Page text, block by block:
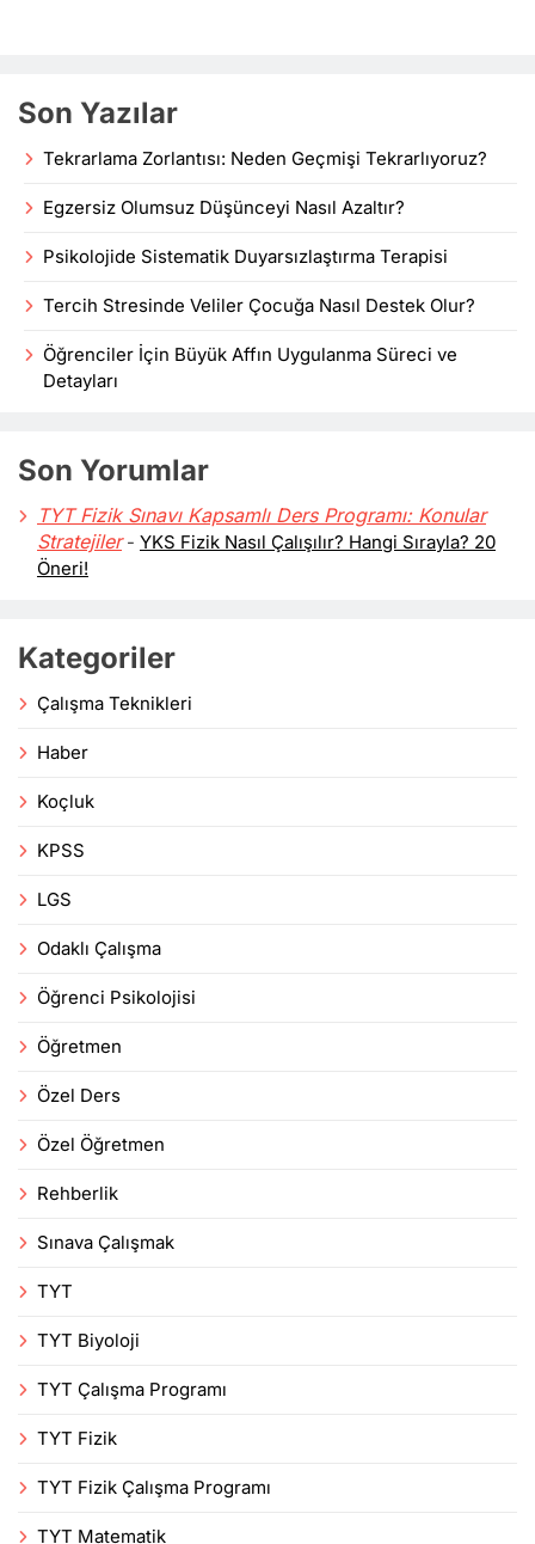
Son Yazılar
Tekrarlama Zorlantısı: Neden Geçmişi Tekrarlıyoruz?
Egzersiz Olumsuz Düşünceyi Nasıl Azaltır?
Psikolojide Sistematik Duyarsızlaştırma Terapisi
Tercih Stresinde Veliler Çocuğa Nasıl Destek Olur?
Öğrenciler İçin Büyük Affın Uygulanma Süreci ve
Detayları
Son Yorumlar
TYT Fizik Sınavı Kapsamlı Ders Programı: Konular
Stratejiler- YKS Fizik Nasıl Çalışılır? Hangi Sırayla? 20
Öneri!
Kategoriler
Çalışma Teknikleri
Haber
Koçluk
KPSS
LGS
Odaklı Çalışma
Öğrenci Psikolojisi
Öğretmen
Özel Ders
Özel Öğretmen
Rehberlik
Sınava Çalışmak
TYT
TYT Biyoloji
TYT Çalışma Programı
TYT Fizik
TYT Fizik Çalışma Programı
TYT Matematik